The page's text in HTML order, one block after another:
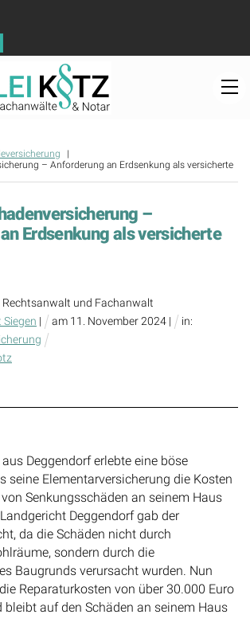
– Anforderung an Erdsenkung als versicherte
–
Erdsenkung als versicherte
Rechtsanwalt und Fachanwalt
| am 11 November2024 |
in:
Deggendorf erlebte eine böse
seine Elementarversicherung die Kosten
Senkungsschäden an seinem Haus
Deggendorf gab der
da die Schäden nicht durch
sondern durch die
Baugrunds verursacht wurden. Nun
Reparaturkosten von über 30.000 Euro
bleibt auf den Schäden an seinem Haus